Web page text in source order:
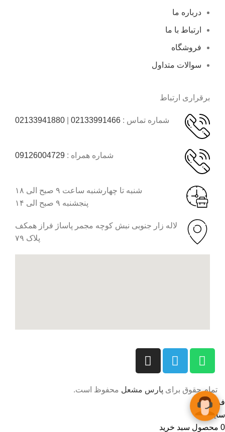
درباره ما
ارتباط با ما
فروشگاه
سوالات متداول
برقراری ارتباط
شماره تماس : 02133991466
02133941880
شماره همراه : 09126004729
شنبه تا چهارشنبه ساعت ۹ صبح الی ۱۸
پنجشنبه ۹ صبح الی ۱۴
لاله زار جنوبی نبش کوچه مجمر پاساژ فراز همکف
پلاک ۷۹
تمام حقوق برای پارس مشعل محفوظ است.
فروشگاه
سایدبار
0 محصول سبد خرید